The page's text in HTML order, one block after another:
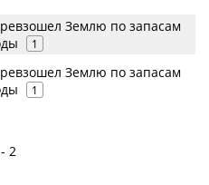
Землю по запасам
1
Землю по запасам
1
2